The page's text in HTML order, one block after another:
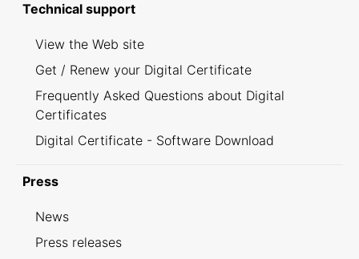
Technical support
View the Web site
Get / Renew your Digital Certificate
Frequently Asked Questions about Digital
Certificates
Digital Certificate - Software Download
Press
News
Press releases